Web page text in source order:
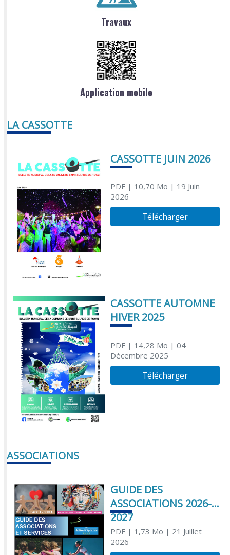
Travaux
Application mobile
LA CASSOTTE
CASSOTTE JUIN 2026
PDF| 10,70 Mo | 19 Juin
2026
Télécharger
CASSOTTE AUTOMNE
HIVER 2025
PDF| 14,28 Mo | 04
Décembre 2025
Télécharger
ASSOCIATIONS
GUIDE DES
ASSOCIATIONS 2026-
2027
PDF| 1,73 Mo | 21 Juillet
2026